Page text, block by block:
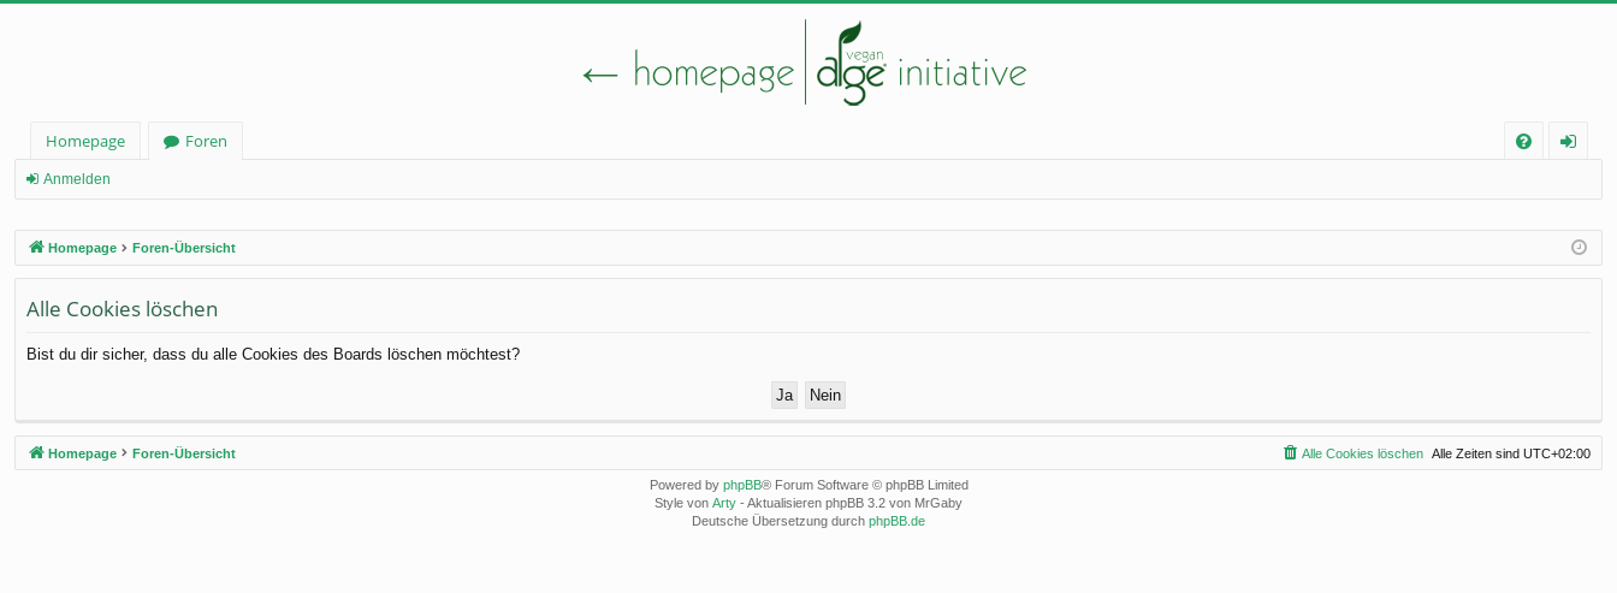
Homepage
Foren
el
Anmelden
Homepage Foren-Übersicht
Alle Cookies löschen
Bist du dir sicher, dass du alle Cookies des Boards löschen möchtest?
Homepage Foren-Übersicht Alle Zeiten sind UTC+02:00
Alle Cookies löschen
Powered by phpBB® Forum Software © phpBB Limited
Style von Arty - Aktualisieren phpBB 3.2 von MrGaby
Deutsche Übersetzung durch phpBB.de